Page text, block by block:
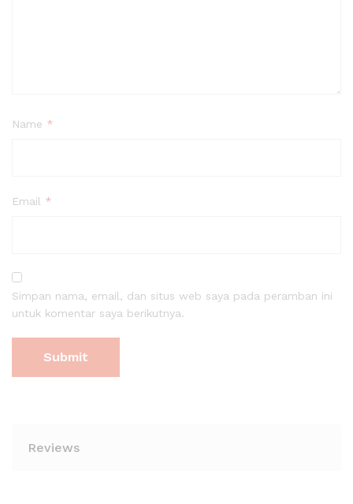
Name *
Email *
Simpan nama, email, dan situs web saya pada peramban ini
untuk komentar saya berikutnya.
Reviews